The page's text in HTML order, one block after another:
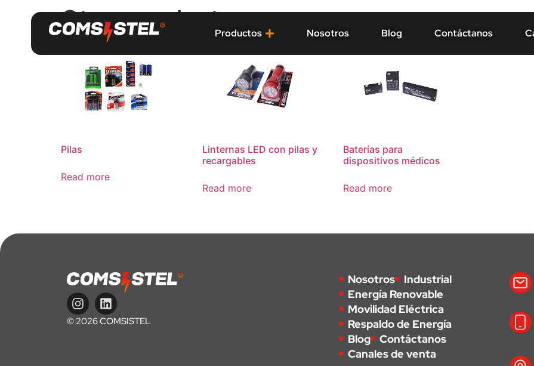
Productos Nosotros Blog Contáctanos
Otros productos
Pilas
Read more
Linternas LED con pilas y
recargables
Read more
Baterías para
dispositivos médicos
Read more
© 2026 COMSISTEL
Nosotros
Industrial
Energía Renovable
Movilidad Eléctrica
Respaldo de Energía
Blog
Contáctanos
Canales de venta